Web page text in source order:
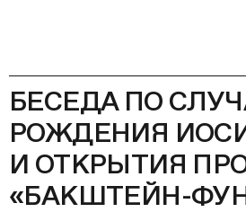
БЕСЕДА ПО
РОЖДЕНИЯ
И ОТКРЫТИЯ
«БАКШТЕЙН-